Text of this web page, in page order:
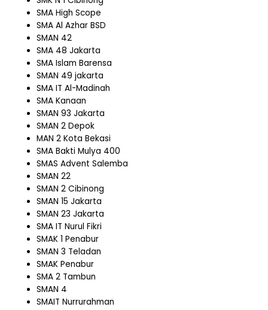
SMA High Scope
SMA Al Azhar BSD
SMAN 42
SMA 48 Jakarta
SMA Islam Barensa
SMAN 49 jakarta
SMA IT Al-Madinah
SMA Kanaan
SMAN 93 Jakarta
SMAN 2 Depok
MAN 2 Kota Bekasi
SMA Bakti Mulya 400
SMAS Advent Salemba
SMAN 22
SMAN 2 Cibinong
SMAN 15 Jakarta
SMAN 23 Jakarta
SMA IT Nurul Fikri
SMAK 1 Penabur
SMAN 3 Teladan
SMAK Penabur
SMA 2 Tambun
SMAN 4
SMAIT Nurrurahman